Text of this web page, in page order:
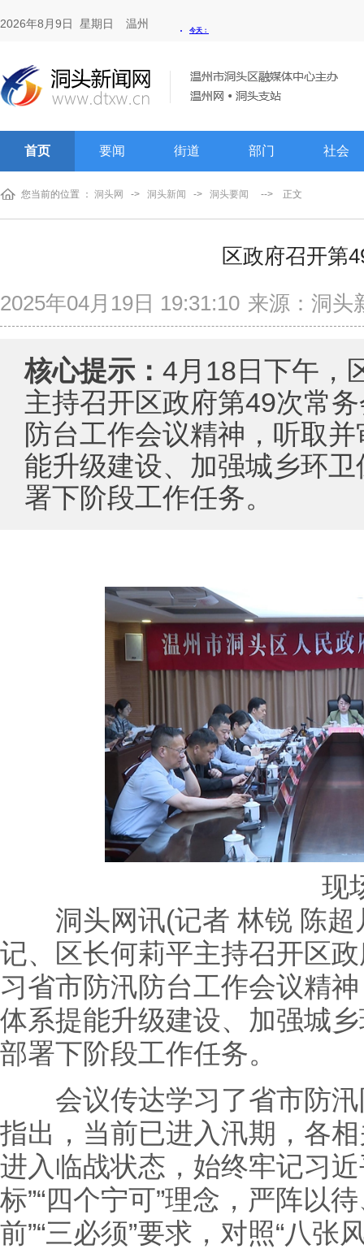
2026年8月9日 星期日 温州
首页 要闻 街道 部门 社会
您当前的位置 ： 洞头网 -> 洞头新闻 -> 洞头要闻 --> 正文
区政府召开第
2025年04月19日 19:31:10 来源：洞头
核心提示： 4月18日下午，
主持召开区政府第49次常
防台工作会议精神，听取
能升级建设、加强城乡环
署下阶段工作任务。
现
洞头网讯(记者 林锐 陈超
记、区长何莉平主持召开区
习省市防汛防台工作会议精
体系提能升级建设、加强城
部署下阶段工作任务。
会议传达学习了省市防汛
指出，当前已进入汛期，各
进入临战状态，始终牢记习
标”“四个宁可”理念，严阵以
前”“三必须”要求，对照“八张